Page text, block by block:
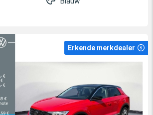
Erkende merkdealer